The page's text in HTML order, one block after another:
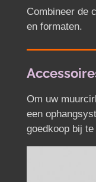
Combineer de
en formaten.
Om uw
een
goedkoop bij